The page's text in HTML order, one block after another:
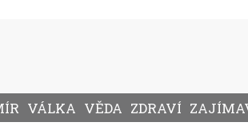
VÁLKA VĚDA ZDRAVÍ